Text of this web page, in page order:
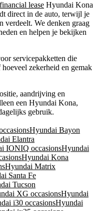
financial lease Hyundai Kona
direct in de auto, terwijl je
verdeelt. We denken graag
en helpen je bekijken
servicepakketten die
zekerheid en gemak
aandrijving en
een Hyundai Kona,
gebruik.
Hyundai Bayon
Elantra
IONIQ occasionsHyundai
Hyundai Kona
Hyundai Matrix
Santa Fe
Tucson
XG occasionsHyundai
i30 occasionsHyundai